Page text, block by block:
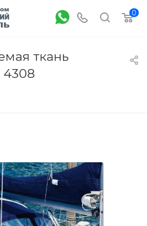
0
ткань
4308